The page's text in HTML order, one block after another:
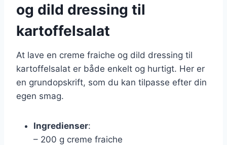
og dild dressing til
kartoffelsalat
At lave en creme fraiche og dild dressing til
kartoffelsalat er både enkelt og hurtigt. Her er
en grundopskrift, som du kan tilpasse efter din
egen smag.
Ingredienser:
– 200 g creme fraiche